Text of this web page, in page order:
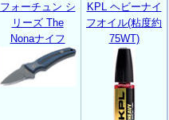
フォーチュン シ
リーズ The
Nonaナイフ
KPL ヘビーナイ
フオイル(粘度約
75WT)